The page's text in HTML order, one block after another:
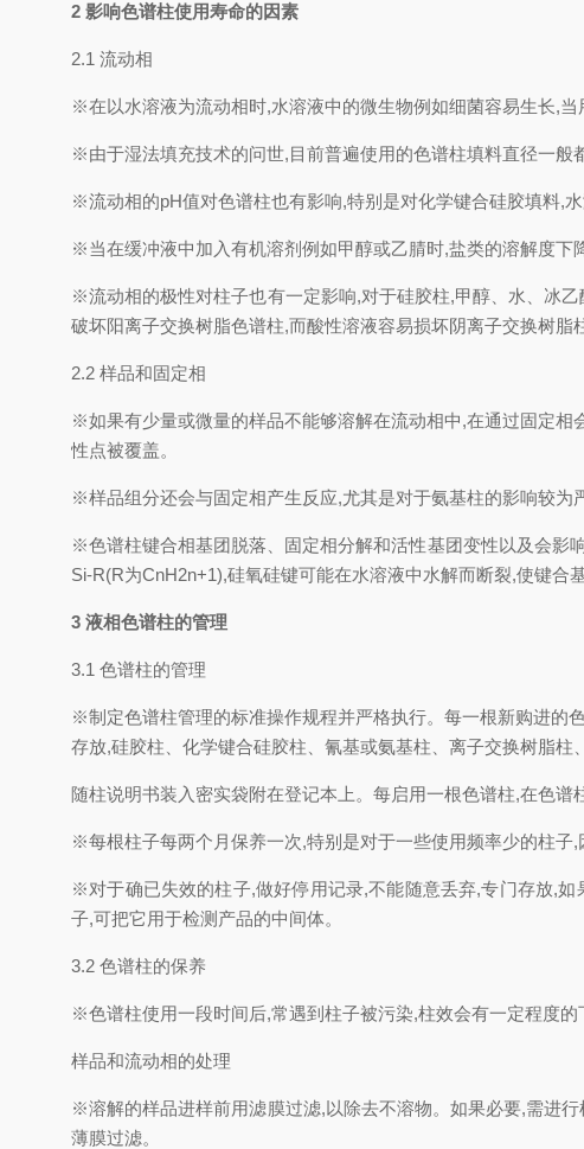
2 影响色谱柱使用寿命的因素
2.1 流动相
※在以水溶液为流动相时,水溶液中的微生物例如细菌容易生长,
※由于湿法填充技术的问世,目前普遍使用的色谱柱填料直径一般
※流动相的pH值对色谱柱也有影响,特别是对化学键合硅胶填料,
※当在缓冲液中加入有机溶剂例如甲醇或乙腈时,盐类的溶解度下
※流动相的极性对柱子也有一定影响,对于硅胶柱,甲醇、水、冰
破坏阳离子交换树脂色谱柱,而酸性溶液容易损坏阴离子交换树脂
2.2 样品和固定相
※如果有少量或微量的样品不能够溶解在流动相中,在通过固定
性点被覆盖。
※样品组分还会与固定相产生反应,尤其是对于氨基柱的影响较为
※色谱柱键合相基团脱落、固定相分解和活性基团变性以及会影
Si-R(R为CnH2n+1),硅氧硅键可能在水溶液中水解而断裂,使键合基
3 液相色谱柱的管理
3.1 色谱柱的管理
※制定色谱柱管理的标准操作规程并严格执行。每一根新购进的
存放,硅胶柱、化学键合硅胶柱、氰基或氨基柱、离子交换树脂柱
随柱说明书装入密实袋附在登记本上。每启用一根色谱柱,在色谱
※每根柱子每两个月保养一次,特别是对于一些使用频率少的柱子,
※对于确已失效的柱子,做好停用记录,不能随意丢弃,专门存放,
子,可把它用于检测产品的中间体。
3.2 色谱柱的保养
※色谱柱使用一段时间后,常遇到柱子被污染,柱效会有一定程度
样品和流动相的处理
※溶解的样品进样前用滤膜过滤,以除去不溶物。如果必要,需进
薄膜过滤。